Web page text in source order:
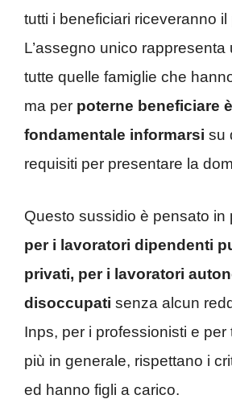
tutti i beneficiari riceveranno
L’assegno unico rappresenta
tutte quelle famiglie che
ma per poterne beneficiare è
fondamentale informarsi su
requisiti per presentare la
Questo sussidio è pensato in
per i lavoratori dipendenti
privati, per i lavoratori
disoccupati senza alcun
Inps, per i professionisti e per
più in generale, rispettano i
ed hanno figli a carico.